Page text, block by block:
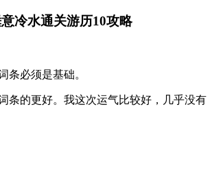
冷水通关游历10攻略
条必须是基础。
条的更好。我这次运气比较好，几乎没有